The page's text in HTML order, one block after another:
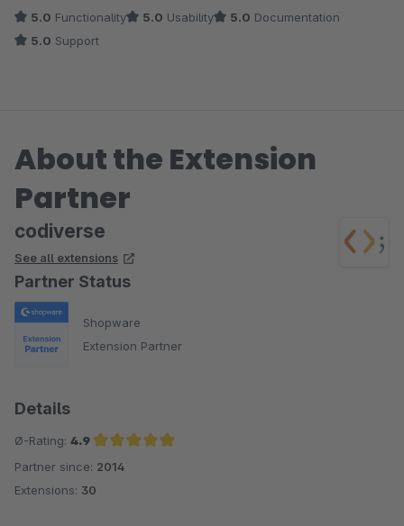
kompetent gelöst. Großes Lob und danke!
5.0 Functionality 5.0 Usability 5.0 Documentation
5.0 Support
About the Extension
Partner
codiverse
See all extensions
Partner Status
Shopware
Extension Partner
Details
Ø-Rating: 4.9
Average rating of 4.9 out of 5 stars
Partner since: 2014
Extensions: 30